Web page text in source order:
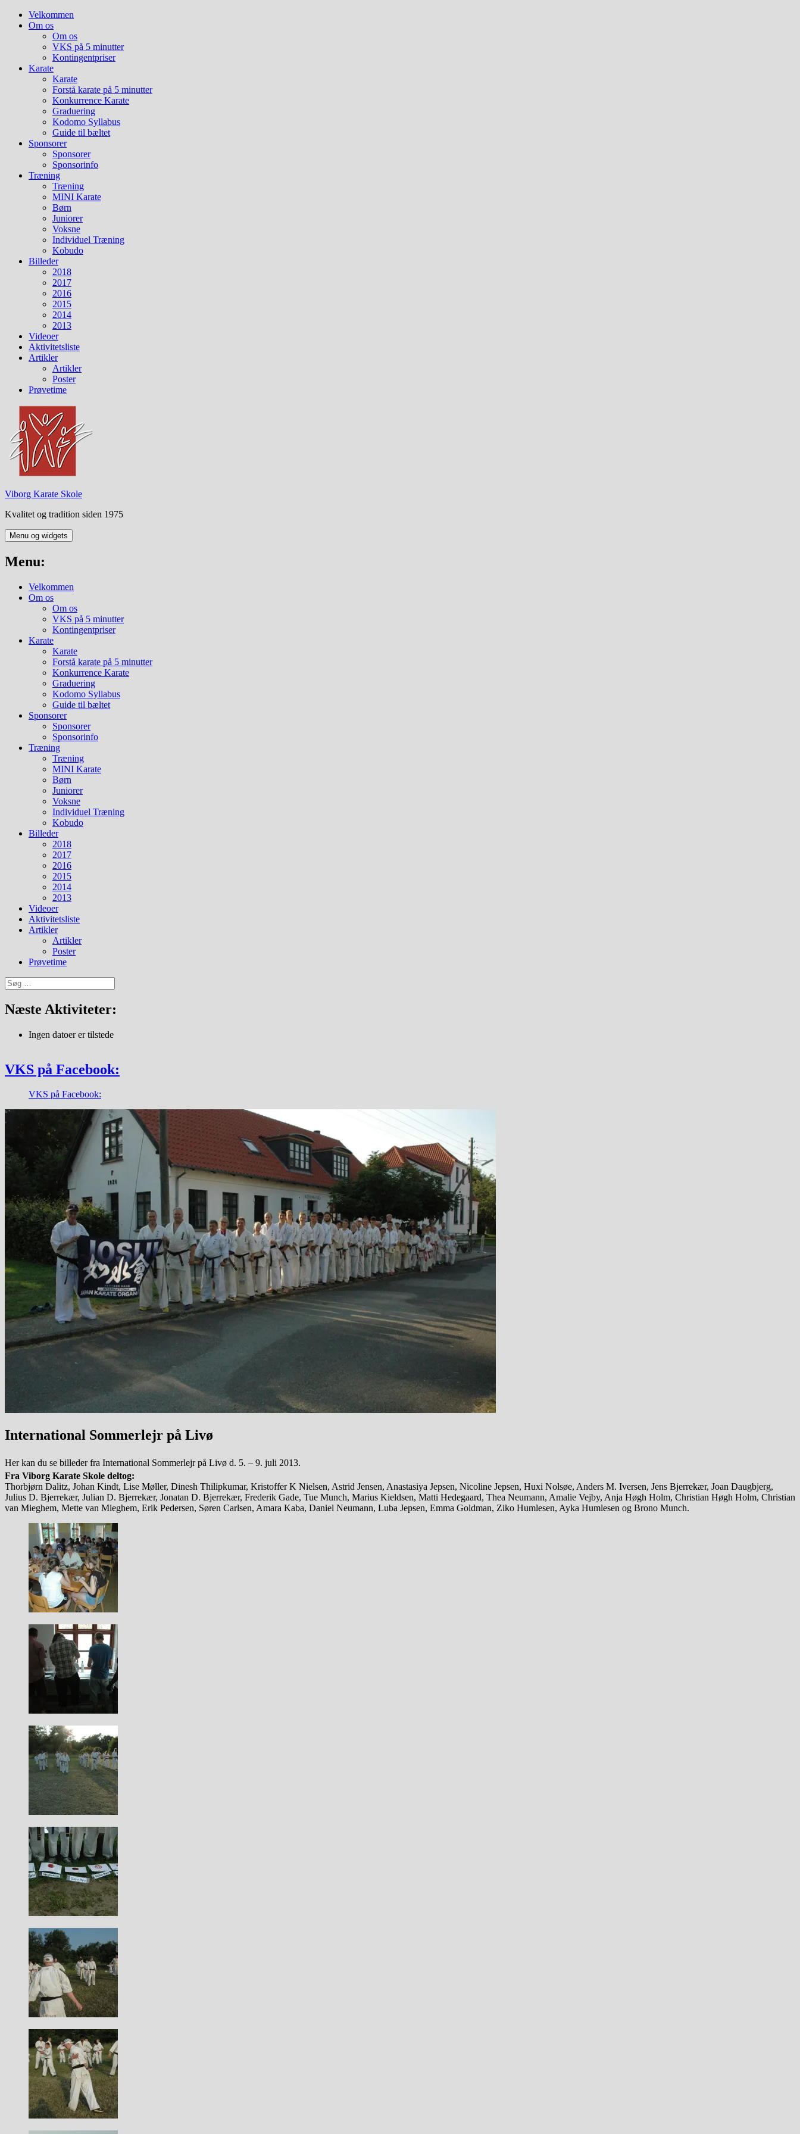
Hop
Velkommen
Om os
Om os
VKS på 5 minutter
Kontingentpriser
Karate
Karate
Forstå karate på 5 minutter
Konkurrence Karate
Graduering
Kodomo Syllabus
Guide til bæltet
Sponsorer
Sponsorer
Sponsorinfo
Træning
Træning
MINI Karate
Børn
Juniorer
Voksne
Individuel Træning
Kobudo
Billeder
2018
2017
2016
2015
2014
2013
Videoer
Aktivitetsliste
Artikler
Artikler
Poster
Prøvetime
Viborg Karate Skole
Kvalitet og tradition siden 1975
Menu og widgets
Menu:
Velkommen
Om os
Om os
VKS på 5 minutter
Kontingentpriser
Karate
Karate
Forstå karate på 5 minutter
Konkurrence Karate
Graduering
Kodomo Syllabus
Guide til bæltet
Sponsorer
Sponsorer
Sponsorinfo
Træning
Træning
MINI Karate
Børn
Juniorer
Voksne
Individuel Træning
Kobudo
Billeder
2018
2017
2016
2015
2014
2013
Videoer
Aktivitetsliste
Artikler
Artikler
Poster
Prøvetime
Søg
efter:
Næste Aktiviteter:
Ingen datoer er tilstede
VKS på Facebook:
VKS på Facebook:
International Sommerlejr på Livø
Her kan du se billeder fra International Sommerlejr på Livø d. 5. – 9. juli 2013.
Fra Viborg Karate Skole deltog:
Thorbjørn Dalitz, Johan Kindt, Lise Møller, Dinesh Thilipkumar, Kristoffer K Nielsen, Astrid Jensen, Anastasiya Jepsen, Nicoline Jepsen, Huxi Nolsøe, Anders M. Iversen, Jens Bjerrekær, Joan Daugbjerg,
Julius D. Bjerrekær, Julian D. Bjerrekær, Jonatan D. Bjerrekær, Frederik Gade, Tue Munch, Marius Kieldsen, Matti Hedegaard, Thea Neumann, Amalie Vejby, Anja Høgh Holm, Christian Høgh Holm, Christian
van Mieghem, Mette van Mieghem, Erik Pedersen, Søren Carlsen, Amara Kaba, Daniel Neumann, Luba Jepsen, Emma Goldman, Ziko Humlesen, Ayka Humlesen og Brono Munch.